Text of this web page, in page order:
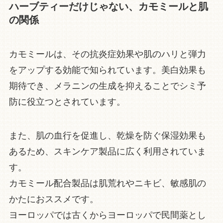
ハーブティーだけじゃない、カモミールと肌
の関係
カモミールは、その抗炎症効果や肌のハリと弾力
をアップする効能で知られています。美白効果も
期待でき、メラニンの生成を抑えることでシミ予
防に役立つとされています。
また、肌の血行を促進し、乾燥を防ぐ保湿効果も
あるため、スキンケア製品に広く利用されていま
す。
カモミール配合製品は肌荒れやニキビ、敏感肌の
かたにおススメです。
ヨーロッパでは古くからヨーロッパで民間薬とし